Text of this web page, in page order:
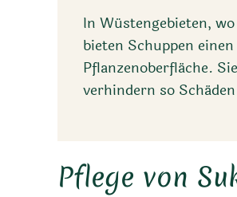
In Wüstengebieten,
bieten Schuppen
Pflanzenoberfläche.
verhindern so
Pflege von